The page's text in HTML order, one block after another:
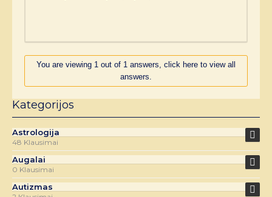
You are viewing 1 out of 1 answers, click here to view all
answers.
Kategorijos
Astrologija
48 Klausimai
Augalai
0 Klausimai
Autizmas